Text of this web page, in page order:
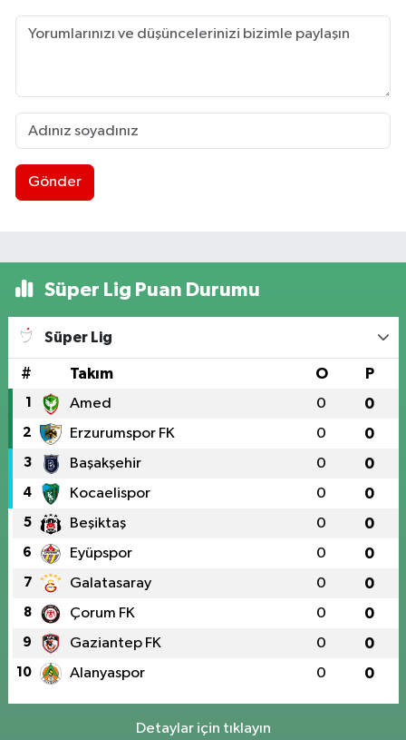
Gönder
Süper Lig Puan Durumu
Süper Lig
# Takım O P
1 Amed 0 0
2 Erzurumspor FK 0 0
3 Başakşehir 0 0
4 Kocaelispor 0 0
5 Beşiktaş 0 0
6 Eyüpspor 0 0
7 Galatasaray 0 0
8 Çorum FK 0 0
9 Gaziantep FK 0 0
10 Alanyaspor 0 0
Detaylar için tıklayın